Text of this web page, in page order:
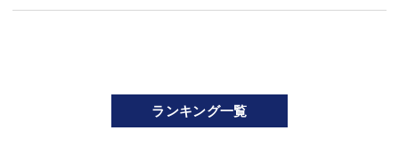
ランキング一覧